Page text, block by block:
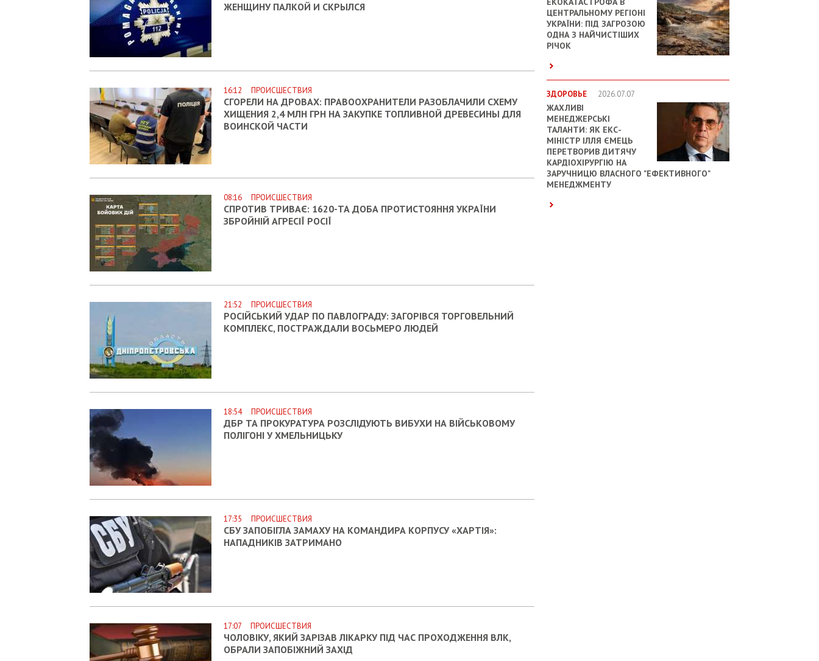
ЦЕНТРАЛЬНОМУ РЕГІОНІ
УКРАЇНИ: ПІД ЗАГРОЗОЮ
ОДНА З НАЙЧИСТІШИХ
РІЧОК
ЗДОРОВЬЕ 2026.07.07
ЖАХЛИВІ
МЕНЕДЖЕРСЬКІ
ТАЛАНТИ: ЯК ЕКС-
МІНІСТР ІЛЛЯ ЄМЕЦЬ
ПЕРЕТВОРИВ ДИТЯЧУ
КАРДІОХІРУРГІЮ НА
ЗАРУЧНИЦЮ ВЛАСНОГО "ЕФЕКТИВНОГО"
МЕНЕДЖМЕНТУ
ЖЕНЩИНУ ПАЛКОЙ И СКРЫЛСЯ
16:12 ПРОИСШЕСТВИЯ
СГОРЕЛИ НА ДРОВАХ: ПРАВООХРАНИТЕЛИ РАЗОБЛАЧИЛИ СХЕМУ
ХИЩЕНИЯ 2,4 МЛН ГРН НА ЗАКУПКЕ ТОПЛИВНОЙ ДРЕВЕСИНЫ ДЛЯ
ВОИНСКОЙ ЧАСТИ
08:16 ПРОИСШЕСТВИЯ
СПРОТИВ ТРИВАЄ: 1620-ТА ДОБА ПРОТИСТОЯННЯ УКРАЇНИ
ЗБРОЙНІЙ АГРЕСІЇ РОСІЇ
21:52 ПРОИСШЕСТВИЯ
РОСІЙСЬКИЙ УДАР ПО ПАВЛОГРАДУ: ЗАГОРІВСЯ ТОРГОВЕЛЬНИЙ
КОМПЛЕКС, ПОСТРАЖДАЛИ ВОСЬМЕРО ЛЮДЕЙ
18:54 ПРОИСШЕСТВИЯ
ДБР ТА ПРОКУРАТУРА РОЗСЛІДУЮТЬ ВИБУХИ НА ВІЙСЬКОВОМУ
ПОЛІГОНІ У ХМЕЛЬНИЦЬКУ
17:35 ПРОИСШЕСТВИЯ
СБУ ЗАПОБІГЛА ЗАМАХУ НА КОМАНДИРА КОРПУСУ «ХАРТІЯ»:
НАПАДНИКІВ ЗАТРИМАНО
17:07 ПРОИСШЕСТВИЯ
ЧОЛОВІКУ, ЯКИЙ ЗАРІЗАВ ЛІКАРКУ ПІД ЧАС ПРОХОДЖЕННЯ ВЛК,
ОБРАЛИ ЗАПОБІЖНИЙ ЗАХІД